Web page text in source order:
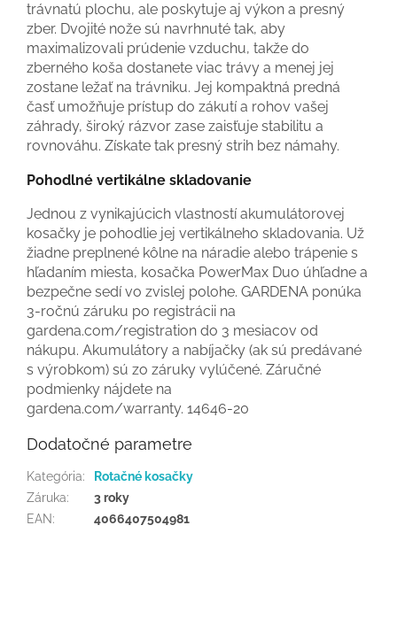
trávnatú plochu, ale poskytuje aj výkon a presný
zber. Dvojité nože sú navrhnuté tak, aby
maximalizovali prúdenie vzduchu, takže do
zberného koša dostanete viac trávy a menej jej
zostane ležať na trávniku. Jej kompaktná predná
časť umožňuje prístup do zákutí a rohov vašej
záhrady, široký rázvor zase zaisťuje stabilitu a
rovnováhu. Získate tak presný strih bez námahy.
Pohodlné vertikálne skladovanie
Jednou z vynikajúcich vlastností akumulátorovej
kosačky je pohodlie jej vertikálneho skladovania. Už
žiadne preplnené kôlne na náradie alebo trápenie s
hľadaním miesta, kosačka PowerMax Duo úhľadne a
bezpečne sedí vo zvislej polohe. GARDENA ponúka
3-ročnú záruku po registrácii na
gardena.com/registration do 3 mesiacov od
nákupu. Akumulátory a nabíjačky (ak sú predávané
s výrobkom) sú zo záruky vylúčené. Záručné
podmienky nájdete na
gardena.com/warranty. 14646-20
Dodatočné parametre
Kategória:
Rotačné kosačky
Záruka:
3 roky
EAN: 4066407504981